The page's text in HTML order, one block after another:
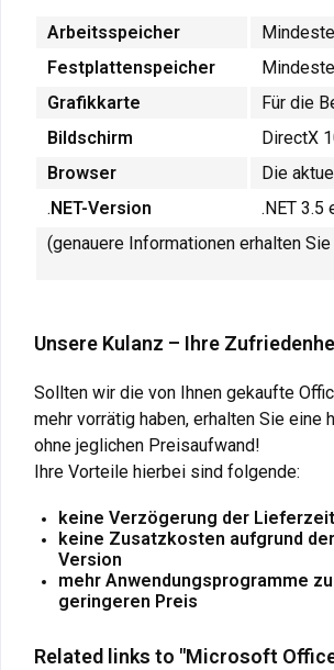
Arbeitsspeicher
Festplattenspeicher
Grafikkarte
Für die
Bildschirm
DirectX
Browser
Die
.NET-Version
.NET
(genauere Informationen erhalten
Unsere Kulanz – Ihre
Sollten wir die von Ihnen gekaufte
mehr vorrätig haben, erhalten Sie eine
ohne jeglichen Preisaufwand!
Ihre Vorteile hierbei sind folgende:
keine Verzögerung der
keine Zusatzkosten aufgrund
Version
mehr Anwendungsprogramme
geringeren Preis
Related links to "Microsoft